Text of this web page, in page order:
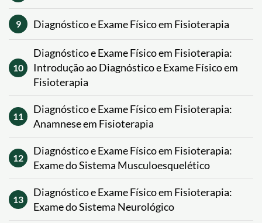
9 Diagnóstico e Exame Físico em Fisioterapia
10
Diagnóstico e Exame Físico em Fisioterapia:
Introdução ao Diagnóstico e Exame Físico em
Fisioterapia
11
Diagnóstico e Exame Físico em Fisioterapia:
Anamnese em Fisioterapia
12
Diagnóstico e Exame Físico em Fisioterapia:
Exame do Sistema Musculoesquelético
13
Diagnóstico e Exame Físico em Fisioterapia:
Exame do Sistema Neurológico